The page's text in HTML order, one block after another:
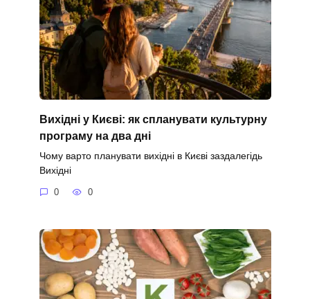
Вихідні у Києві: як спланувати культурну
програму на два дні
Чому варто планувати вихідні в Києві заздалегідь
Вихідні
0 0